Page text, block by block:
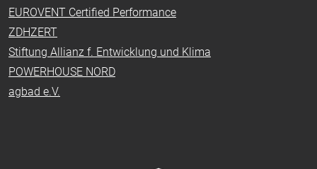
EUROVENT Certified Performance
ZDHZERT
Stiftung Allianz f. Entwicklung und Klima
POWERHOUSE NORD
agbad e.V.